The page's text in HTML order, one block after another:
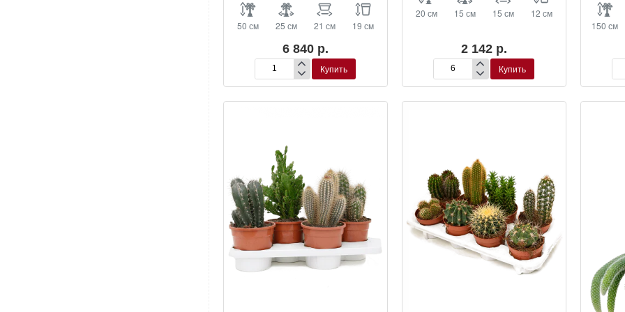
50 см 25 см 21 см 19 см
6 840 р.
Изолатоцереус
Дюмортье
разветвлённый
Купить
20 см 15 см 15 см 12 см
2 142 р.
Кактус
микс
Купить
150 см